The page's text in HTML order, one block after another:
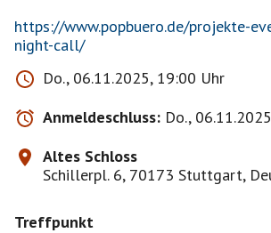
https://www.popbuero.de/projekte-
night-call/
Do., 06.11.2025, 19:00 Uhr
Anmeldeschluss: Do.,
Altes Schloss
Schillerpl. 6, 70173 Stuttgart,
Treffpunkt